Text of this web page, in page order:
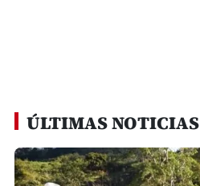
ÚLTIMAS NOTICIAS